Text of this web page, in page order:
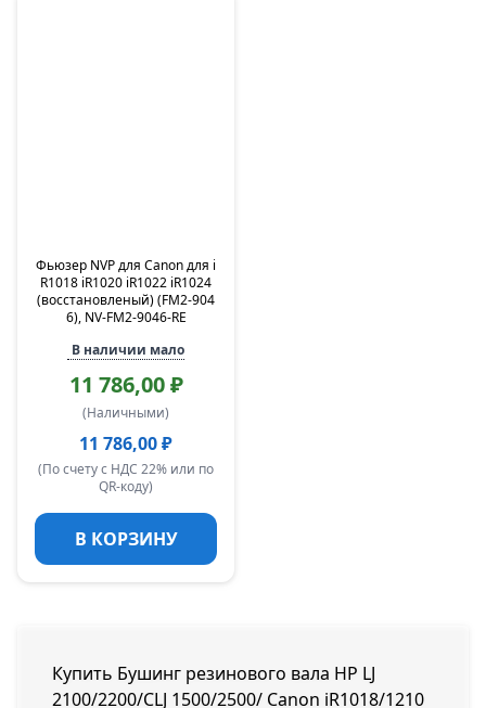
Фьюзер NVP для Canon для i
R1018 iR1020 iR1022 iR1024
(восстановленый) (FM2-904
6), NV-FM2-9046-RE
В наличии мало
11 786,00 ₽
(Наличными)
11 786,00 ₽
(По счету с НДС 22% или по
QR-коду)
В КОРЗИНУ
Купить Бушинг резинового вала HP LJ
2100/2200/CLJ 1500/2500/ Canon iR1018/1210